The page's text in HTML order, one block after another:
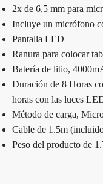
2x de 6,5 mm para
Incluye un micrófono
Pantalla LED
Ranura para colocar
Batería de litio,
Duración de 8 Horas
horas con las luces
Método de carga,
Cable de 1.5m
Peso del producto de